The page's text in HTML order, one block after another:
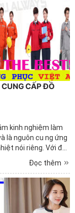
CẤP ĐỒ
kinh nghiệm làm
là nguôn cu ng ứng
nói riêng. Với đội
Đọc thêm